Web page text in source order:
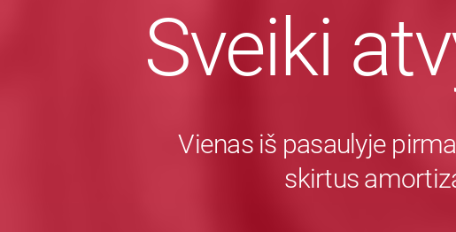
Sveiki
Vienas iš pasaulyje
skirtus